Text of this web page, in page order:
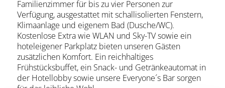
Familienzimmer für bis zu vier Personen zur
Verfügung, ausgestattet mit schallisolierten Fenstern,
Klimaanlage und eigenem Bad (Dusche/WC).
Kostenlose Extra wie WLAN und Sky-TV sowie ein
hoteleigener Parkplatz bieten unseren Gästen
zusätzlichen Komfort. Ein reichhaltiges
Frühstücksbuffet, ein Snack- und Getränkeautomat in
der Hotellobby sowie unsere Everyone´s Bar sorgen